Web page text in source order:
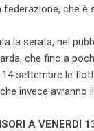
che è
la serata, nel
che fino a
settembre le
invece avranno
A VENERDÌ